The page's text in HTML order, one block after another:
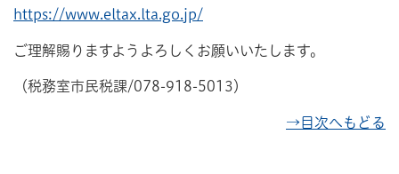
https://www.eltax.lta.go.jp/
ご理解賜りますようよろしくお願いいたします。
（税務室市民税課/078-918-5013）
→目次へもどる